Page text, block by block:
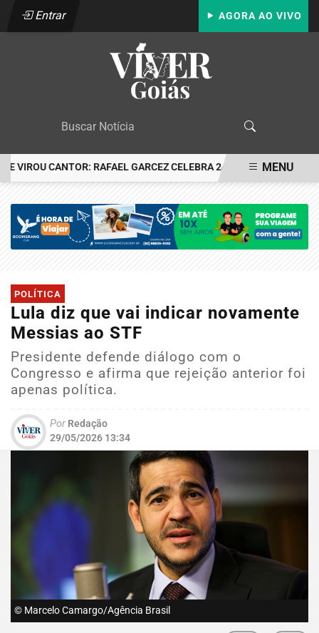
Entrar AGORA AO VIVO
CANTOR: RAFAEL GARCEZ CELEBRA 24 ANOS COM FESTA
MENU
POLÍTICA
Lula diz que vai indicar novamente
Messias ao STF
Presidente defende diálogo com o
Congresso e afirma que rejeição anterior foi
apenas política.
Por Redação
29/05/2026 13:34
© Marcelo Camargo/Agência Brasil